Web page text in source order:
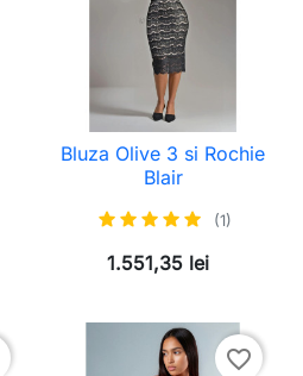
Bluza Olive 3 si Rochie
Blair
(1)
1.551,35 lei
favorite_border